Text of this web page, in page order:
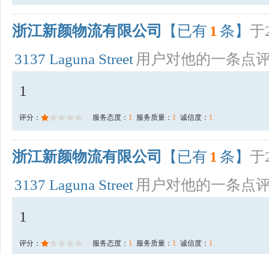
浙江新颜物流有限公司 【已有 1 条】 于
3137 Laguna Street 用户对他的一条点
1
评分： 服务态度： 1 服务质量： 1 诚信度： 1
浙江新颜物流有限公司 【已有 1 条】 于
3137 Laguna Street 用户对他的一条点
1
评分： 服务态度： 1 服务质量： 1 诚信度： 1